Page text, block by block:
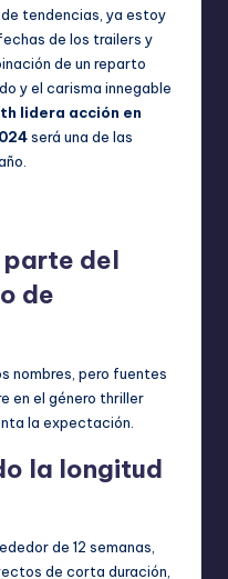
tendencias, ya estoy
de los trailers y
de un reparto
y el carisma innegable
lidera acción en
será una de las
parte del
de
nombres, pero fuentes
en el género thriller
la expectación.
la longitud
de 12 semanas,
de corta duración,